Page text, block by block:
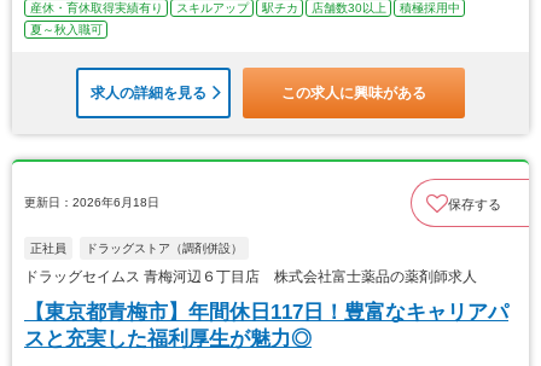
産休・育休取得実績有り
スキルアップ 駅チカ 店舗数30以上
積極採用中
夏～秋入職可
求人の詳細を見る この求人に興味がある
更新日：2026年6月18日 保存する
正社員 ドラッグストア（調剤併設）
ドラッグセイムス 青梅河辺６丁目店 株式会社富士薬品の薬剤師求人
【東京都青梅市】年間休日117日！豊富なキャリアパ
スと充実した福利厚生が魅力◎